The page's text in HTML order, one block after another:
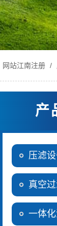
网站江南注册 /
产
压滤
真空
一体